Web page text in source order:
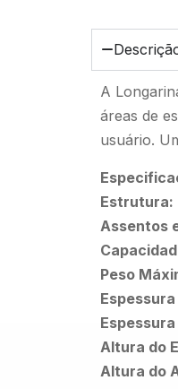
A
áreas de
usuário.
Estrutura:
Assentos
Peso
Altura do
Altura do